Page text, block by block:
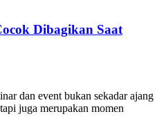
Dibagikan Saat
dan event bukan sekadar ajang
juga merupakan momen